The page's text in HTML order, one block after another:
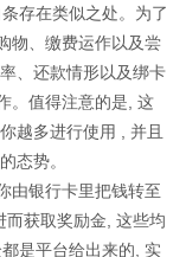
存在类似之处。为了
物、缴费运作以及尝
、还款情形以及绑卡
。值得注意的是, 这
越多进行使用 , 并且
态势。
由银行卡里把钱转至
而获取奖励金, 这些均
是平台给出来的, 实